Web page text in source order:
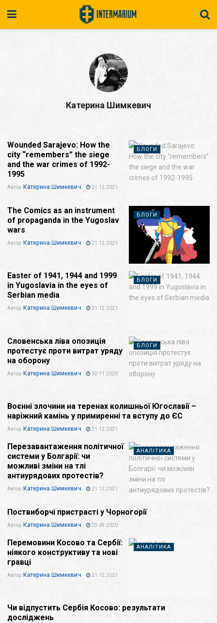
Катерина Шимкевич
БЛОГИ
Wounded Sarajevo: How the
city “remembers” the siege
and the war crimes of 1992-
1995
Автор: Катерина Шимкевич 21.12.2021
БЛОГИ
The Comics as an instrument
of propaganda in the Yugoslav
wars
Автор:Катерина Шимкевич 21.12.2021
БЛОГИ
Easter of 1941, 1944 and 1999
in Yugoslavia in the eyes of
Serbian media
Автор: Катерина Шимкевич 21.12.2021
БЛОГИ
Словенська ліва опозиція
протестує проти витрат уряду
на оборону
Автор:Катерина Шимкевич 30.11.2020
АНАЛІТИКА
Воєнні злочини на теренах колишньої Югославії –
наріжний камінь у примиренні та вступу до ЄС
Автор: Катерина Шимкевич 21.12.2021
АНАЛІТИКА
Перезавантаження політичної
системи у Болгарії: чи
можливі зміни на тлі
антиурядових протестів?
Автор: Катерина Шимкевич 21.12.2021
БЛОГИ
Поствиборчі пристрасті у Чорногорії
Автор:Катерина Шимкевич 03.09.2020
АНАЛІТИКА
Перемовини Косово та Сербії:
ніякого конструктиву та нові
гравці
Автор:Катерина Шимкевич 21.12.2021
БЛОГИ
Чи відпустить Сербія Косово: результати
досліджень